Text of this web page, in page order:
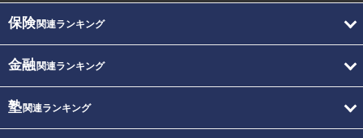
保険関連ランキング
金融関連ランキング
塾関連ランキング